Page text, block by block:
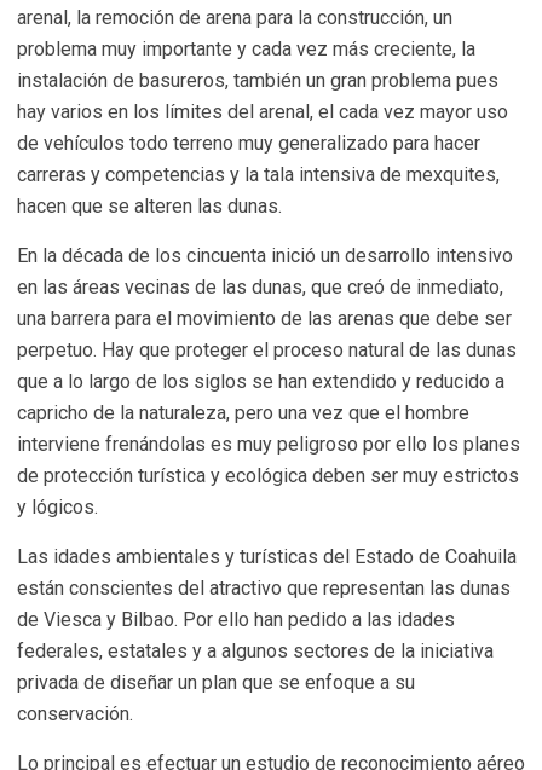
arenal, la remoción de arena para la construcción, un
problema muy importante y cada vez más creciente, la
instalación de basureros, también un gran problema pues
hay varios en los límites del arenal, el cada vez mayor uso
de vehículos todo terreno muy generalizado para hacer
carreras y competencias y la tala intensiva de mexquites,
hacen que se alteren las dunas.
En la década de los cincuenta inició un desarrollo intensivo
en las áreas vecinas de las dunas, que creó de inmediato,
una barrera para el movimiento de las arenas que debe ser
perpetuo. Hay que proteger el proceso natural de las dunas
que a lo largo de los siglos se han extendido y reducido a
capricho de la naturaleza, pero una vez que el hombre
interviene frenándolas es muy peligroso por ello los planes
de protección turística y ecológica deben ser muy estrictos
y lógicos.
Las idades ambientales y turísticas del Estado de Coahuila
están conscientes del atractivo que representan las dunas
de Viesca y Bilbao. Por ello han pedido a las idades
federales, estatales y a algunos sectores de la iniciativa
privada de diseñar un plan que se enfoque a su
conservación.
Lo principal es efectuar un estudio de reconocimiento aéreo